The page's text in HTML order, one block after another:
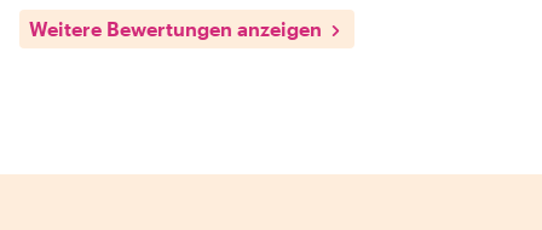
Weitere Bewertungen anzeigen